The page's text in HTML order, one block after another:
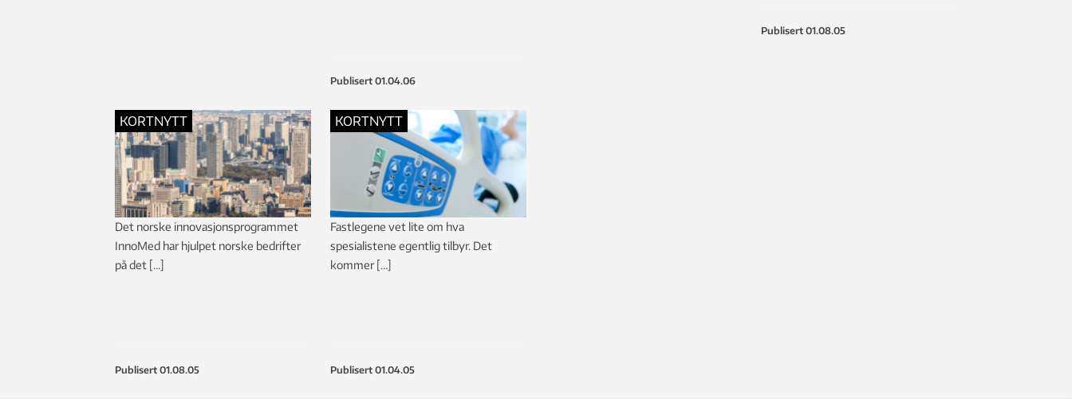
Publisert 01.04.06
Publisert 01.08.05
KORTNYTT
Det norske innovasjonsprogrammet
InnoMed har hjulpet norske bedrifter
på det […]
Publisert 01.08.05
KORTNYTT
Fastlegene vet lite om hva
spesialistene egentlig tilbyr. Det
kommer […]
Publisert 01.04.05